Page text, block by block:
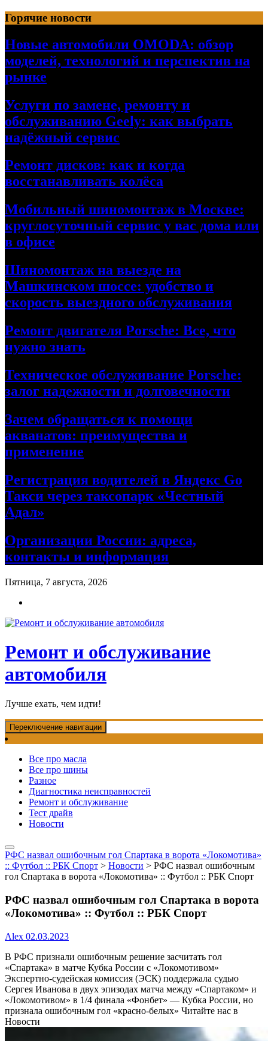
Перейти
к
содержимому
Горячие новости
Новые автомобили OMODA: обзор
моделей, технологий и перспектив на
рынке
Услуги по замене, ремонту и
обслуживанию Geely: как выбрать
надёжный сервис
Ремонт дисков: как и когда
восстанавливать колёса
Мобильный шиномонтаж в Москве:
круглосуточный сервис у вас дома или
в офисе
Шиномонтаж на выезде на
Машкинском шоссе: удобство и
скорость выездного обслуживания
Ремонт двигателя Porsche: Все, что
нужно знать
Техническое обслуживание Porsche:
залог надежности и долговечности
Зачем обращаться к помощи
акванатов: преимущества и
применение
Регистрация водителей в Яндекс Go
Такси через таксопарк «Честный
Адал»
Организации России: адреса,
контакты и информация
Пятница, 7 августа, 2026
Ремонт и обслуживание
автомобиля
Лучше ехать, чем идти!
Переключение навигации
Все про масла
Все про шины
Разное
Диагностика неисправностей
Ремонт и обслуживание
Тест драйв
Новости
РФС назвал ошибочным гол Спартака в ворота «Локомотива»
:: Футбол :: РБК Спорт > Новости > РФС назвал ошибочным
гол Спартака в ворота «Локомотива» :: Футбол :: РБК Спорт
РФС назвал ошибочным гол Спартака в ворота
«Локомотива» :: Футбол :: РБК Спорт
Alex 02.03.2023
В РФС признали ошибочным решение засчитать гол
«Спартака» в матче Кубка России с «Локомотивом»
Экспертно-судейская комиссия (ЭСК) поддержала судью
Сергея Иванова в двух эпизодах матча между «Спартаком» и
«Локомотивом» в 1/4 финала «Фонбет» — Кубка России, но
признала ошибочным гол «красно-белых» Читайте нас в
Новости